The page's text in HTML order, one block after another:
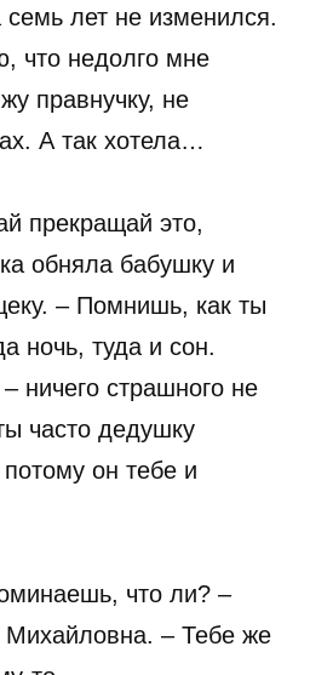
лет не изменился.
что недолго мне
правнучку, не
А так хотела…
прекращай это,
обняла бабушку и
– Помнишь, как ты
ночь, туда и сон.
ничего страшного не
часто дедушку
он тебе и
что ли? –
Михайловна. – Тебе же